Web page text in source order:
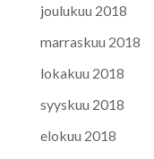
joulukuu 2018
marraskuu 2018
lokakuu 2018
syyskuu 2018
elokuu 2018